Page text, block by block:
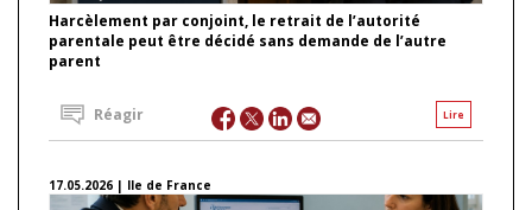
Harcèlement par conjoint, le retrait de l’autorité
parentale peut être décidé sans demande de l’autre
parent
Lire
Réagir
17.05.2026 | Ile de France